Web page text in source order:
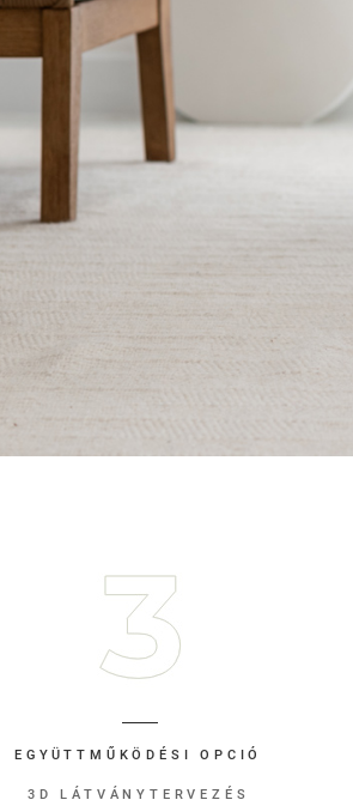
EGYÜTTMŰKÖDÉSI OPCIÓ
3D LÁTVÁNYTERVEZÉS